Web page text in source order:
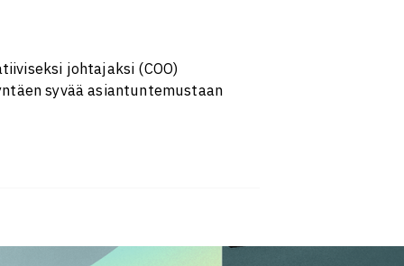
johtajaksi (COO)
syvää asiantuntemustaan